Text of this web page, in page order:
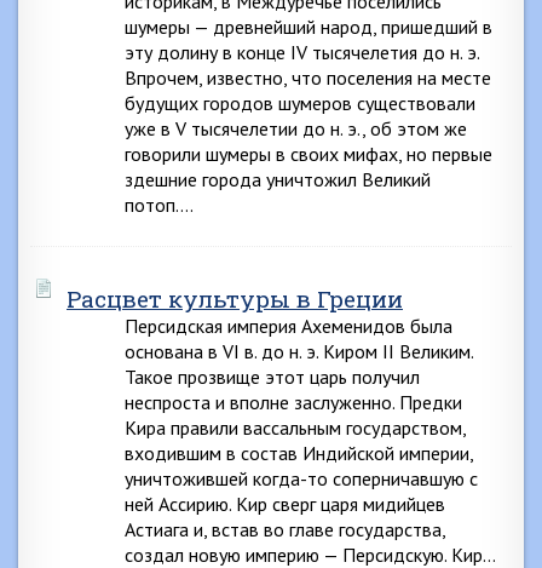
шумеры — древнейший народ, пришедший в
эту долину в конце IV тысячелетия до н. э.
Впрочем, известно, что поселения на месте
будущих городов шумеров существовали
уже в V тысячелетии до н. э., об этом же
говорили шумеры в своих мифах, но первые
здешние города уничтожил Великий
потоп….
Расцвет культуры в Греции
Персидская империя Ахеменидов была
основана в VI в. до н. э. Киром II Великим.
Такое прозвище этот царь получил
неспроста и вполне заслуженно. Предки
Кира правили вассальным государством,
входившим в состав Индийской империи,
уничтожившей когда-то соперничавшую с
ней Ассирию. Кир сверг царя мидийцев
Астиага и, встав во главе государства,
создал новую империю — Персидскую. Кир…